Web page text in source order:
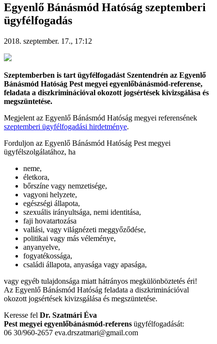
Egyenlő Bánásmód Hatóság szeptemberi
ügyfélfogadás
2018. szeptember. 17., 17:12
Szeptemberben is tart ügyfélfogadást Szentendrén az Egyenlő
Bánásmód Hatóság Pest megyei egyenlőbánásmód-referense,
feladata a diszkriminációval okozott jogsértések kivizsgálása és
megszüntetése.
Megjelent az Egyenlő Bánásmód Hatóság megyei referensének
szeptemberi ügyfélfogadási hirdetménye.
Forduljon az Egyenlő Bánásmód Hatóság Pest megyei
ügyfélszolgálatához, ha
neme,
életkora,
bőrszíne vagy nemzetisége,
vagyoni helyzete,
egészségi állapota,
szexuális irányultsága, nemi identitása,
faji hovatartozása
vallási, vagy világnézeti meggyőződése,
politikai vagy más véleménye,
anyanyelve,
fogyatékossága,
családi állapota, anyasága vagy apasága,
vagy egyéb tulajdonsága miatt hátrányos megkülönböztetés éri!
Az Egyenlő Bánásmód Hatóság feladata a diszkriminációval
okozott jogsértések kivizsgálása és megszüntetése.
Keresse fel Dr. Szatmári Éva
Pest megyei egyenlőbánásmód-referens ügyfélfogadását:
06 30/960-2657 eva.drszatmari@gmail.com